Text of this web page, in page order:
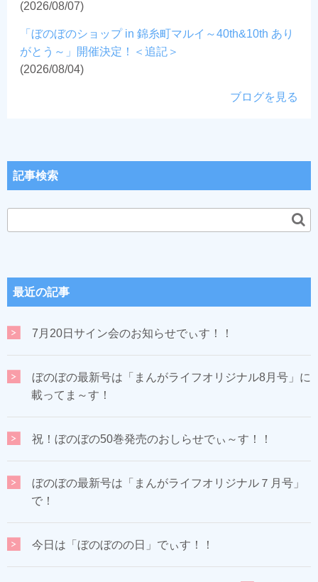
(2026/08/07)
「ぼのぼのショップ in 錦糸町マルイ～40th&10th あり
がとう～」開催決定！＜追記＞
(2026/08/04)
ブログを見る
記事検索
最近の記事
7月20日サイン会のお知らせでぃす！！
ぼのぼの最新号は「まんがライフオリジナル8月号」に
載ってま～す！
祝！ぼのぼの50巻発売のおしらせでぃ～す！！
ぼのぼの最新号は「まんがライフオリジナル７月号」
で！
今日は「ぼのぼのの日」でぃす！！